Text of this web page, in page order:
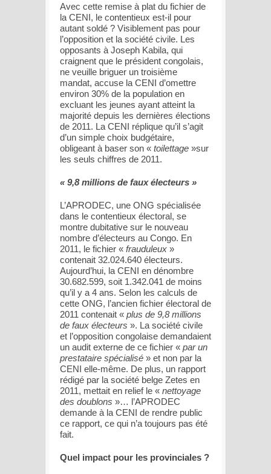
Avec cette remise à plat du fichier de
la CENI, le contentieux est-il pour
autant soldé ? Visiblement pas pour
l’opposition et la société civile. Les
opposants à Joseph Kabila, qui
craignent que le président congolais,
ne veuille briguer un troisième
mandat, accuse la CENI d’omettre
environ 30% de la population en
excluant les jeunes ayant atteint la
majorité depuis les dernières élections
de 2011. La CENI réplique qu’il s’agit
d’un simple choix budgétaire,
obligeant à baser son « toilettage »sur
les seuls chiffres de 2011.
« 9,8 millions de faux électeurs »
L’APRODEC, une ONG spécialisée
dans le contentieux électoral, se
montre dubitative sur le nouveau
nombre d’électeurs au Congo. En
2011, le fichier « frauduleux »
contenait 32.024.640 électeurs.
Aujourd’hui, la CENI en dénombre
30.682.599, soit 1.342.041 de moins
qu’il y a 4 ans. Selon les calculs de
cette ONG, l’ancien fichier électoral de
2011 contenait « plus de 9,8 millions
de faux électeurs ». La société civile
et l’opposition congolaise demandaient
un audit externe de ce fichier « par un
prestataire spécialisé » et non par la
CENI elle-même. De plus, un rapport
rédigé par la société belge Zetes en
2011, mettait en relief le « nettoyage
des doublons »… l’APRODEC
demande à la CENI de rendre public
ce rapport, ce qui n’a toujours pas été
fait.
Quel impact pour les provinciales ?